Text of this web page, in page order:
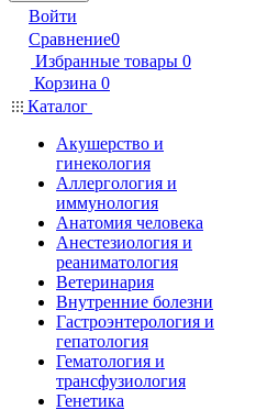
Войти
Сравнение0
Избранные товары 0
Корзина 0
Каталог
Акушерство и
гинекология
Аллергология и
иммунология
Анатомия человека
Анестезиология и
реаниматология
Ветеринария
Внутренние болезни
Гастроэнтерология и
гепатология
Гематология и
трансфузиология
Генетика